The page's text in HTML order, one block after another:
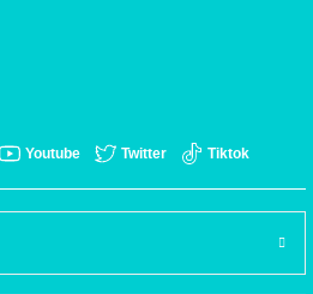
Youtube Twitter Tiktok